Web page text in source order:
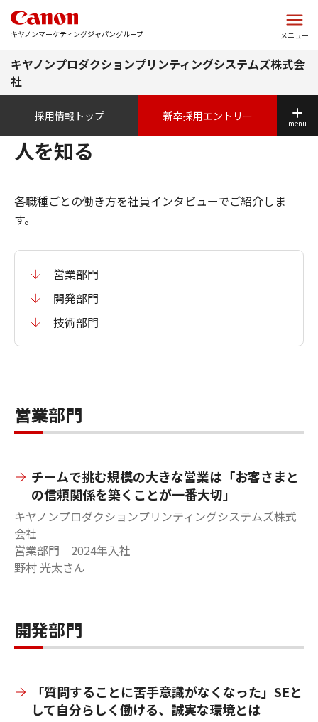
キヤノンマーケティングジャパングループ メニュー
キヤノンプロダクションプリンティングシステムズ株式会
社
menu
採用情報トップ 新卒採用エントリー
人を知る
各職種ごとの働き方を社員インタビューでご紹介しま
す。
営業部門
開発部門
技術部門
営業部門
チームで挑む規模の大きな営業は「お客さまと
の信頼関係を築くことが一番大切」
キヤノンプロダクションプリンティングシステムズ株式
会社
営業部門 2024年入社
野村 光太さん
開発部門
「質問することに苦手意識がなくなった」SEと
して自分らしく働ける、誠実な環境とは